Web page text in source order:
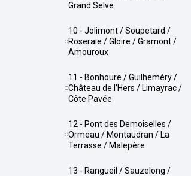
Grand Selve
10 - Jolimont / Soupetard /
Roseraie / Gloire / Gramont /
Amouroux
11 - Bonhoure / Guilheméry /
Château de l'Hers / Limayrac /
Côte Pavée
12 - Pont des Demoiselles /
Ormeau / Montaudran / La
Terrasse / Malepère
13 - Rangueil / Sauzelong /